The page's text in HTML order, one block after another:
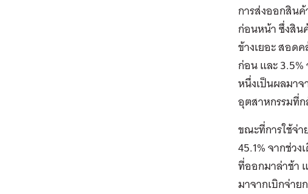
การส่งออกสินค้
ก่อนหน้า ซึ่งสิน
ข้างเยอะ สอด
ก่อน และ
หนึ่งเป็นผลมาจ
อุตสาหกรรมที่
ขณะที่การใช้จ่า
45.1% จากช่ว
ที่ออกมาล่าช้า
มาจากเบิกจ่าย